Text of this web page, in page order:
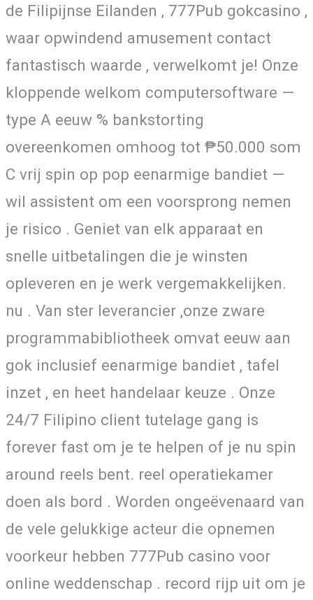
de Filipijnse Eilanden , 777Pub gokcasino ,
waar opwindend amusement contact
fantastisch waarde , verwelkomt je! Onze
kloppende welkom computersoftware —
type A eeuw % bankstorting
overeenkomen omhoog tot ₱50.000 som
C vrij spin op pop eenarmige bandiet —
wil assistent om een voorsprong nemen
je risico . Geniet van elk apparaat en
snelle uitbetalingen die je winsten
opleveren en je werk vergemakkelijken.
nu . Van ster leverancier ,onze zware
programmabibliotheek omvat eeuw aan
gok inclusief eenarmige bandiet , tafel
inzet , en heet handelaar keuze . Onze
24/7 Filipino client tutelage gang is
forever fast om je te helpen of je nu spin
around reels bent. reel operatiekamer
doen als bord . Worden ongeëvenaard van
de vele gelukkige acteur die opnemen
voorkeur hebben 777Pub casino voor
online weddenschap . record rijp uit om je